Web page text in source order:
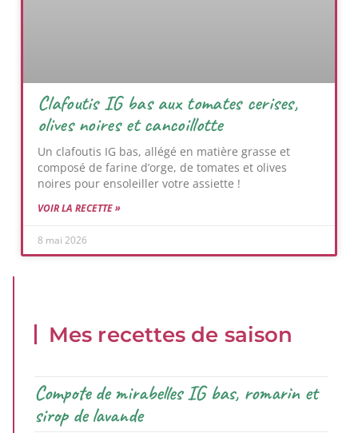
Clafoutis IG bas aux tomates cerises,
olives noires et cancoillotte
Un clafoutis IG bas, allégé en matière grasse et
composé de farine d’orge, de tomates et olives
noires pour ensoleiller votre assiette !
VOIR LA RECETTE »
8 mai 2026
Mes recettes de saison
Compote de mirabelles IG bas, romarin et
sirop de lavande